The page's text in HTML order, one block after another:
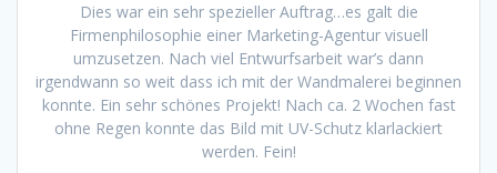
Dies war ein sehr spezieller Auftrag…es galt die
Firmenphilosophie einer Marketing-Agentur visuell
umzusetzen. Nach viel Entwurfsarbeit war’s dann
irgendwann so weit dass ich mit der Wandmalerei beginnen
konnte. Ein sehr schönes Projekt! Nach ca. 2 Wochen fast
ohne Regen konnte das Bild mit UV-Schutz klarlackiert
werden. Fein!